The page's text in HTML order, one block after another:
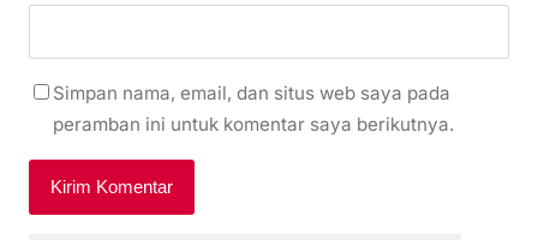
Simpan nama, email, dan situs web saya pada
peramban ini untuk komentar saya berikutnya.